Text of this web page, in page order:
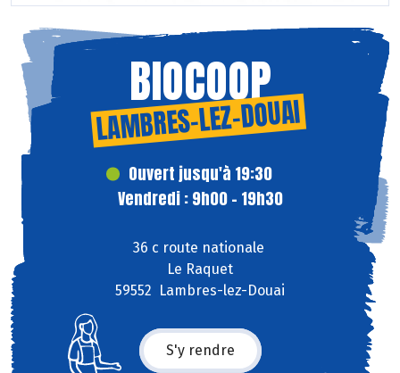
BIOCOOP
LAMBRES-LEZ-DOUAI
Ouvert jusqu'à 19:30
Vendredi : 9h00 - 19h30
36 c route nationale
Le Raquet
59552 Lambres-lez-Douai
S'y rendre